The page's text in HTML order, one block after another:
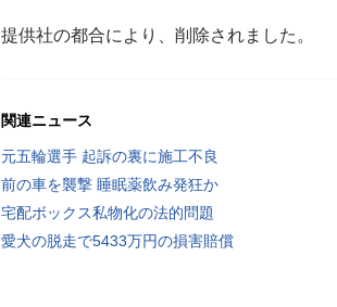
提供社の都合により、削除されました。
関連ニュース
元五輪選手 起訴の裏に施工不良
前の車を襲撃 睡眠薬飲み発狂か
宅配ボックス私物化の法的問題
愛犬の脱走で5433万円の損害賠償